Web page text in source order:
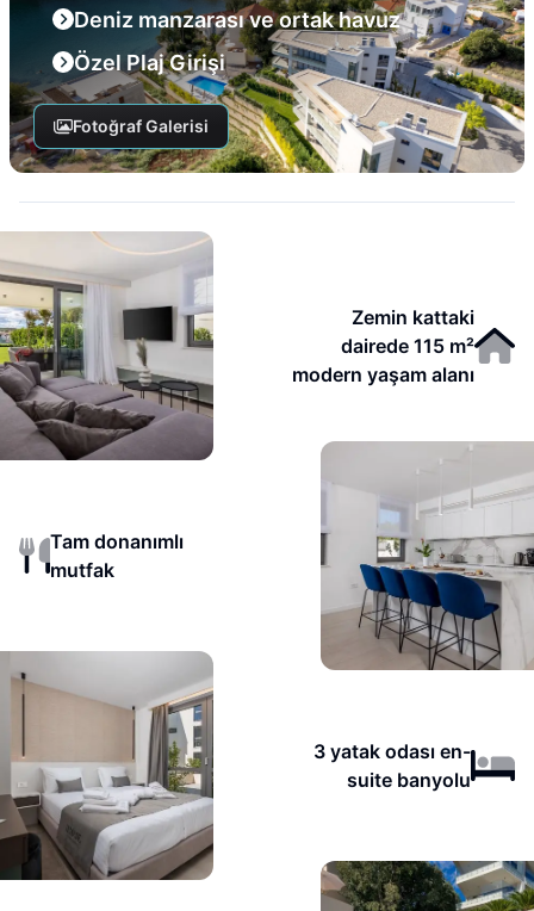
Deniz manzarası ve ortak havuz
Özel Plaj Girişi
Fotoğraf Galerisi
Zemin kattaki
dairede 115 m²
modern yaşam alanı
Tam donanımlı
mutfak
3 yatak odası en-
suite banyolu